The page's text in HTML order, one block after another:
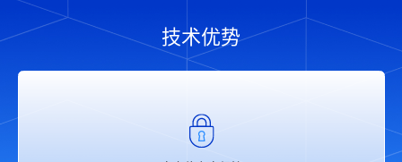
技术优势